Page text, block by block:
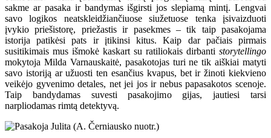
sakme ar pasaka ir bandymas išgirsti jos slepiamą mintį. Lengvai
savo logikos neatskleidžiančiuose siužetuose tenka įsivaizduoti
įvykio priešistorę, priežastis ir pasekmes – tik taip pasakojama
istorija patikėsi pats ir įtikinsi kitus. Kaip dar pačiais pirmais
susitikimais mus išmokė kaskart su ratiliokais dirbanti storytellingo
mokytoja Milda Varnauskaitė, pasakotojas turi ne tik aiškiai matyti
savo istoriją ar užuosti ten esančius kvapus, bet ir žinoti kiekvieno
veikėjo gyvenimo detales, net jei jos ir nebus papasakotos scenoje.
Taip bandydamas suvesti pasakojimo gijas, jautiesi tarsi
narpliodamas rimtą detektyvą.